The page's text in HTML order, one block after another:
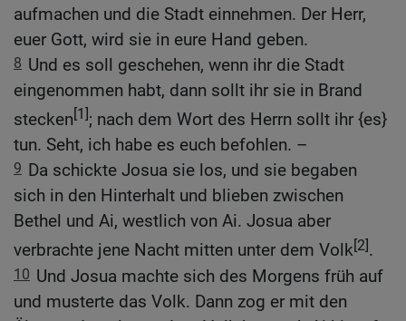
aufmachen und die Stadt einnehmen. Der Herr,
euer Gott, wird sie in eure Hand geben.
8 Und es soll geschehen, wenn ihr die Stadt
eingenommen habt, dann sollt ihr sie in Brand
stecken[1]; nach dem Wort des Herrn sollt ihr {es}
tun. Seht, ich habe es euch befohlen. –
9 Da schickte Josua sie los, und sie begaben
sich in den Hinterhalt und blieben zwischen
Bethel und Ai, westlich von Ai. Josua aber
verbrachte jene Nacht mitten unter dem Volk[2].
10 Und Josua machte sich des Morgens früh auf
und musterte das Volk. Dann zog er mit den